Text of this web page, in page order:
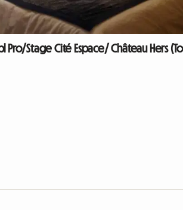
Pro/Stage Cité Espace/ Château Hers